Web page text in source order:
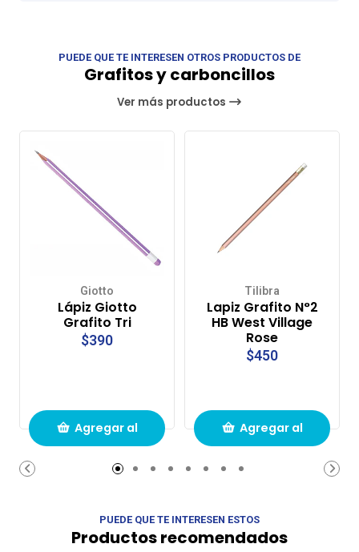
PUEDE QUE TE INTERESEN OTROS PRODUCTOS DE
Grafitos y carboncillos
Ver más productos
Giotto
Lápiz Giotto
Grafito Tri
$390
Agregar al
carrito de
Tilibra
Lapiz Grafito N°2
HB West Village
Rose
$450
Agregar al
carrito de
PUEDE QUE TE INTERESEN ESTOS
Productos recomendados